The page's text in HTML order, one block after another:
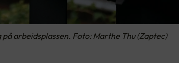
arbeidsplassen. Foto: Marthe Thu (Zaptec)